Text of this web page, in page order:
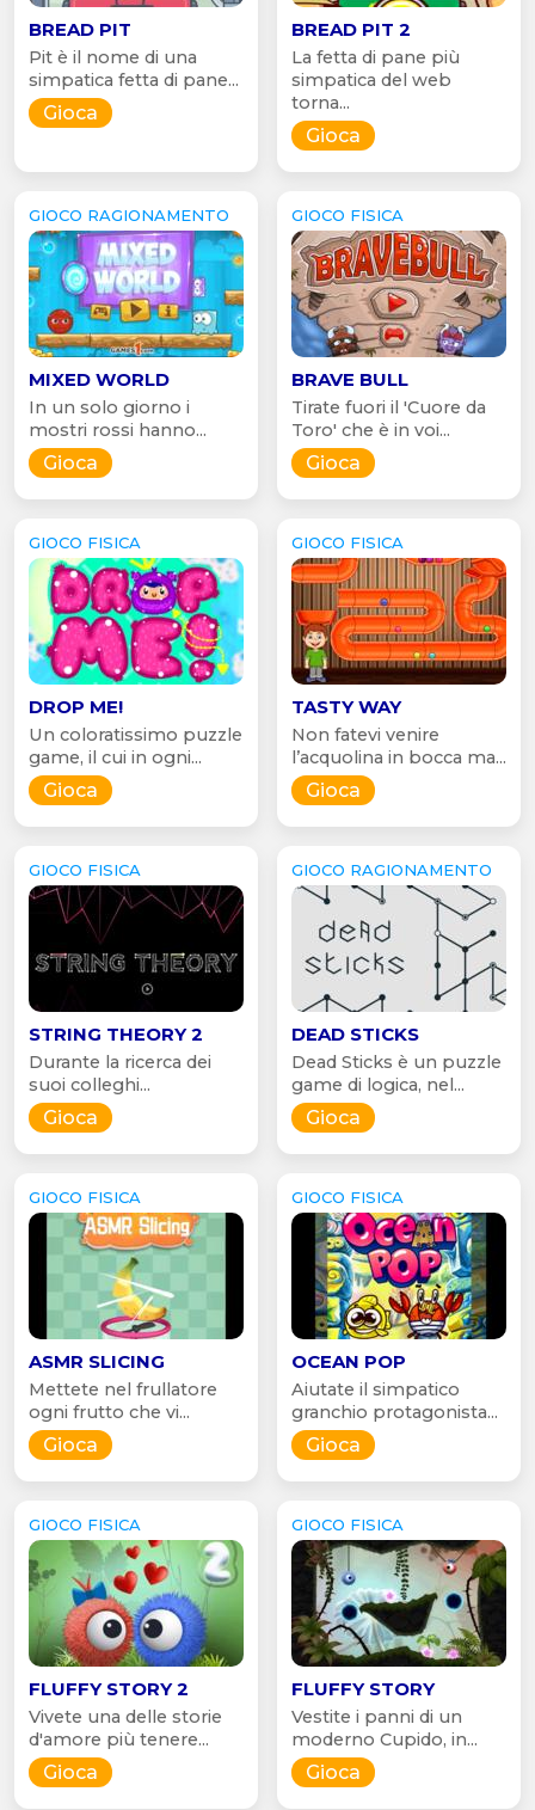
BREAD PIT
Pit è il nome di una
simpatica fetta di pane...
Gioca
BREAD PIT 2
La fetta di pane più
simpatica del web
torna...
Gioca
GIOCO RAGIONAMENTO
MIXED WORLD
In un solo giorno i
mostri rossi hanno...
Gioca
GIOCO FISICA
BRAVE BULL
Tirate fuori il 'Cuore da
Toro' che è in voi...
Gioca
GIOCO FISICA
DROP ME!
Un coloratissimo puzzle
game, il cui in ogni...
Gioca
GIOCO FISICA
TASTY WAY
Non fatevi venire
l’acquolina in bocca ma...
Gioca
GIOCO FISICA
STRING THEORY 2
Durante la ricerca dei
suoi colleghi...
Gioca
GIOCO RAGIONAMENTO
DEAD STICKS
Dead Sticks è un puzzle
game di logica, nel...
Gioca
GIOCO FISICA
ASMR SLICING
Mettete nel frullatore
ogni frutto che vi...
Gioca
GIOCO FISICA
OCEAN POP
Aiutate il simpatico
granchio protagonista...
Gioca
GIOCO FISICA
FLUFFY STORY 2
Vivete una delle storie
d'amore più tenere...
Gioca
GIOCO FISICA
FLUFFY STORY
Vestite i panni di un
moderno Cupido, in...
Gioca